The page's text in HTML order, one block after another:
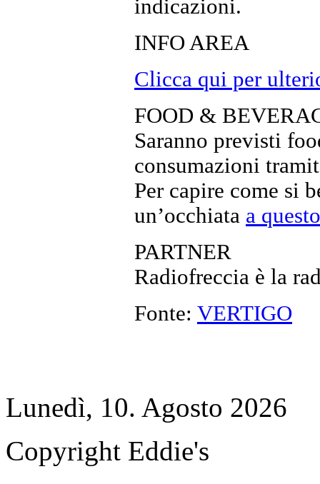
indicazioni.
INFO AREA
Clicca qui per
FOOD &
Saranno previsti
consumazioni
Per capire come si
un’occhiata a
PARTNER
Radiofreccia è la
Fonte: VERTIGO
Lunedì, 10. Agosto 2026
Copyright Eddie's